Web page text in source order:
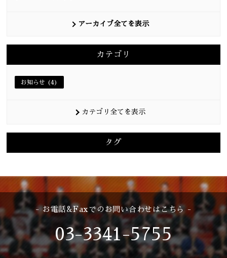
アーカイブ全てを表示
カテゴリ
お知らせ (4)
カテゴリ全てを表示
タグ
- お電話&Faxでのお問い合わせはこちら -
03-3341-5755